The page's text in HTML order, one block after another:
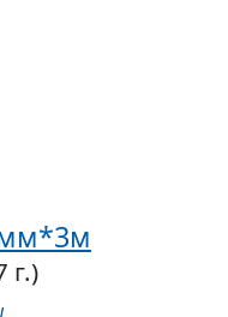
г.)